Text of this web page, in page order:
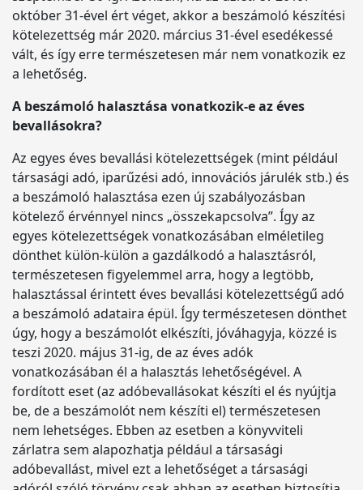
október 31-ével ért véget, akkor a beszámoló készítési
kötelezettség már 2020. március 31-ével esedékessé
vált, és így erre természetesen már nem vonatkozik ez
a lehetőség.
A beszámoló halasztása vonatkozik-e az éves
bevallásokra?
Az egyes éves bevallási kötelezettségek (mint például
társasági adó, iparűzési adó, innovációs járulék stb.) és
a beszámoló halasztása ezen új szabályozásban
kötelező érvénnyel nincs „összekapcsolva”. Így az
egyes kötelezettségek vonatkozásában elméletileg
dönthet külön-külön a gazdálkodó a halasztásról,
természetesen figyelemmel arra, hogy a legtöbb,
halasztással érintett éves bevallási kötelezettségű adó
a beszámoló adataira épül. Így természetesen dönthet
úgy, hogy a beszámolót elkészíti, jóváhagyja, közzé is
teszi 2020. május 31-ig, de az éves adók
vonatkozásában él a halasztás lehetőségével. A
fordított eset (az adóbevallásokat készíti el és nyújtja
be, de a beszámolót nem készíti el) természetesen
nem lehetséges. Ebben az esetben a könyvviteli
zárlatra sem alapozhatja például a társasági
adóbevallást, mivel ezt a lehetőséget a társasági